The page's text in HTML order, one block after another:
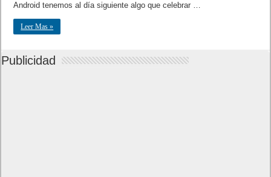
Android tenemos al día siguiente algo que celebrar …
Leer Mas »
Publicidad